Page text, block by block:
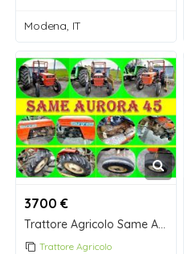
Modena, IT
3700 €
Trattore Agricolo Same Aurora 45 RM2 da CV 45
Trattore Agricolo